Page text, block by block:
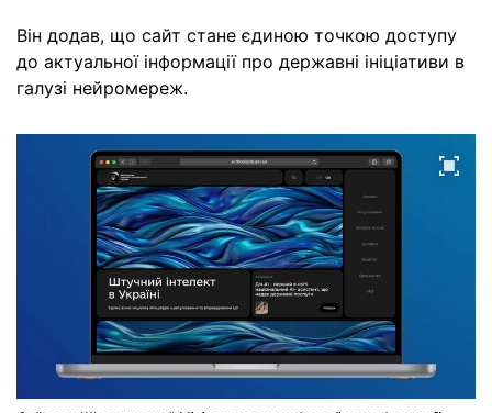
Він додав, що сайт стане єдиною точкою доступу
до актуальної інформації про державні ініціативи в
галузі нейромереж.